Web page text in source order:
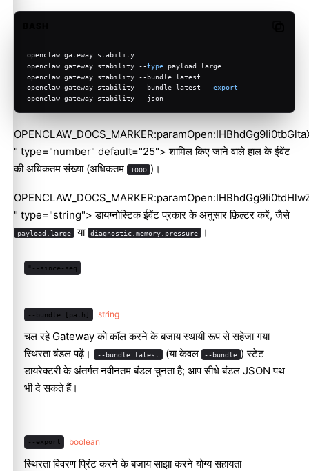
openclaw gateway stability
openclaw gateway stability --type payload.large
openclaw gateway stability --bundle latest
openclaw gateway stability --bundle latest --export
openclaw gateway stability --json
" type="number" default="25"> शामिल किए जाने वाले हाल के ईवेंट
की अधिकतम संख्या (अधिकतम
1000 )।
" type="string"> डायग्नोस्टिक ईवेंट प्रकार के अनुसार फ़िल्टर करें, जैसे
payload.large या diagnostic.memory.pressure ।
"--since-seq
--bundle [path] string
चल रहे Gateway को कॉल करने के बजाय स्थायी रूप से सहेजा गया
स्थिरता बंडल पढ़ें।
--bundle latest (या केवल --bundle ) स्टेट
डायरेक्टरी के अंतर्गत नवीनतम बंडल चुनता है; आप सीधे बंडल JSON पथ
भी दे सकते हैं।
--export boolean
स्थिरता विवरण प्रिंट करने के बजाय साझा करने योग्य सहायता